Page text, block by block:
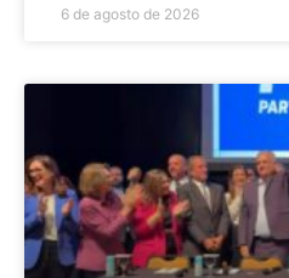
6 de agosto de 2026